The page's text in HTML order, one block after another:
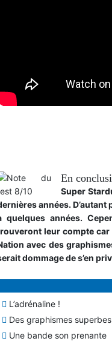
En
Super
années.
quelques années.
leur compte car
avec des
dommage de s’en
L’adrénaline !
Des graphismes
Une bande son prenante